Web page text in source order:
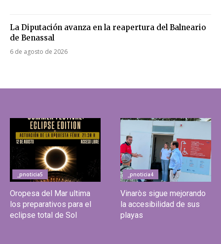
La Diputación avanza en la reapertura del Balneario
de Benassal
6 de agosto de 2026
_pnoticia5
Oropesa del Mar ultima
los preparativos para el
eclipse total de Sol
_pnoticia4
Vinaròs sigue mejorando
la accesibilidad de sus
playas